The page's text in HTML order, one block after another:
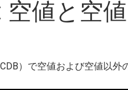
空値と空
）で空値および空値以外